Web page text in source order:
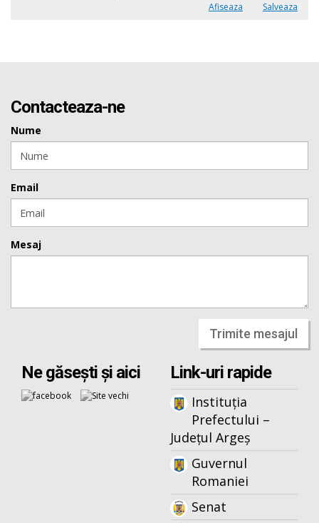
Afiseaza Salveaza
Contacteaza-ne
Nume
Email
Mesaj
Trimite mesajul
Ne găsești și aici Link-uri rapide
Instituția
Prefectului –
Județul Argeș
Guvernul
Romaniei
Senat